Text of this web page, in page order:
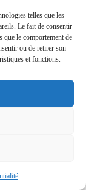
telles que les
Le fait de consentir
que le comportement de
ou de retirer son
et fonctions.
CGV
FR